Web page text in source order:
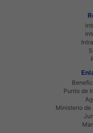
Punto de
Ministerio de